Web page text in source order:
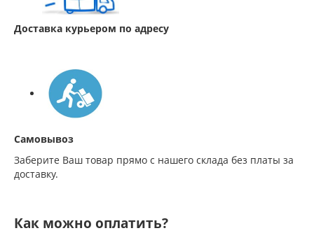
Доставка курьером по адресу
Самовывоз
Заберите Ваш товар прямо с нашего склада без платы за
доставку.
Как можно оплатить?